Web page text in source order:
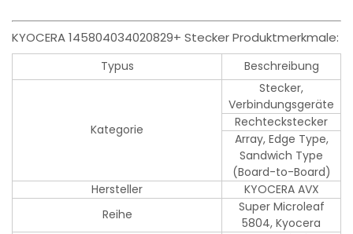
KYOCERA 145804034020829+ Stecker Produktmerkmale:
Typus Beschreibung
Kategorie
Stecker,
Verbindungsgeräte
Rechteckstecker
Array, Edge Type,
Sandwich Type
(Board-to-Board)
Hersteller
KYOCERA AVX
Reihe
Super Microleaf
5804, Kyocera